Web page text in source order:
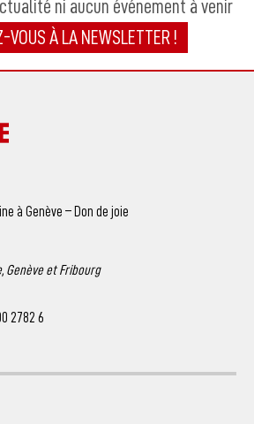
ni aucun événement à venir
VOUS À LA NEWSLETTER !
à Genève – Don de joie
Genève et Fribourg
2782 6